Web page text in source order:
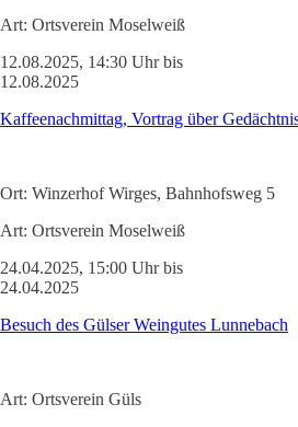
Art: Ortsverein Moselweiß
12.08.2025, 14:30 Uhr bis
12.08.2025
Kaffeenachmittag, Vortrag über
Ort: Winzerhof Wirges, Bahnhofsweg 5
Art: Ortsverein Moselweiß
24.04.2025, 15:00 Uhr bis
24.04.2025
Besuch des Gülser Weingutes Lunnebach
Art: Ortsverein Güls